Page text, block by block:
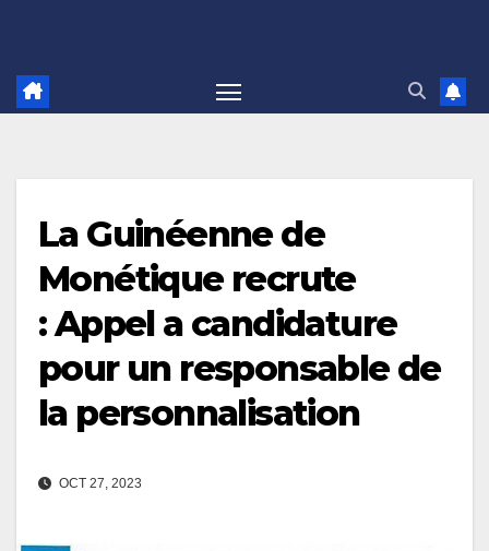
La Guinéenne de
Monétique recrute
: Appel a candidature
pour un responsable de
la personnalisation
OCT 27, 2023